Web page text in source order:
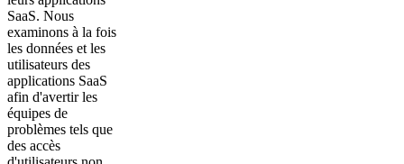
SaaS. Nous
examinons à la fois
les données et les
utilisateurs des
applications SaaS
afin d'avertir les
équipes de
problèmes tels que
des accès